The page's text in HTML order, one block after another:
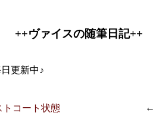
++ヴァイスの随筆日記++
新中♪
トコート状態
←